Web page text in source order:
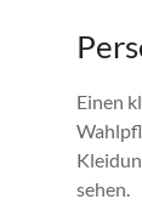
Einen
sehen.